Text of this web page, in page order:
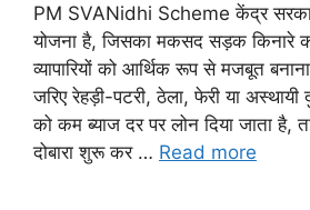
PM SVANidhi Scheme केंद्र सरकार
योजना है, जिसका मकसद सड़क किनारे
व्यापारियों को आर्थिक रूप से मजबूत
जरिए रेहड़ी-पटरी, ठेला, फेरी या
को कम ब्याज दर पर लोन दिया जाता है,
दोबारा शुरू कर … Read more